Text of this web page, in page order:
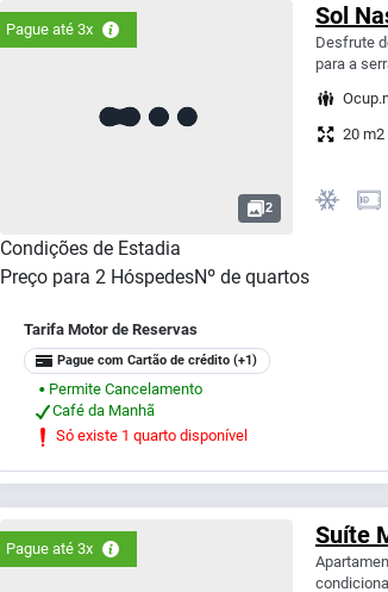
Pague até 3x
2
Sol
Desfrute
para a
20 m2
Condições de Estadia
Preço para 2 HóspedesNº de quartos
Tarifa Motor de Reservas
Pague com Cartão de crédito (+1)
⬤
Permite Cancelamento
Café da Manhã
Só existe 1 quarto disponível
Pague até 3x Suíte